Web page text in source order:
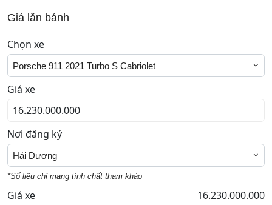
Giá lăn bánh
Chọn xe
Porsche 911 2021 Turbo S Cabriolet
Giá xe
Nơi đăng ký
Hải Dương
*Số liệu chỉ mang tính chất tham khảo
Giá xe
16.230.000.000